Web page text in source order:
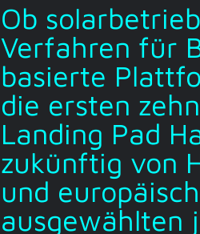
Ob
Verfahren für
basierte
die ersten
Landing Pad
zukünftig von
und
ausgewählten